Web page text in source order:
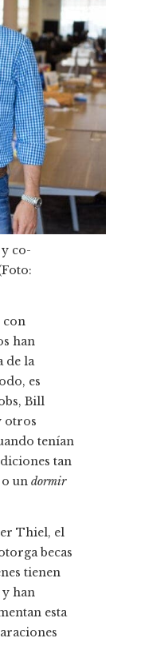
co-
con
han
de la
es
Bill
otros
tenían
tan
un dormir
Thiel, el
becas
tienen
y han
esta